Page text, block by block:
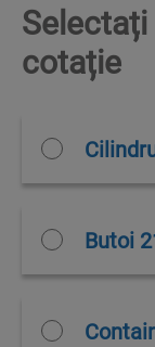
cotație
Butoi